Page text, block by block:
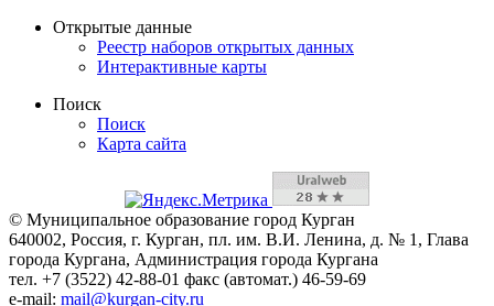
Открытые данные
Реестр наборов открытых данных
Интерактивные карты
Поиск
Поиск
Карта сайта
© Муниципальное образование город Курган
640002, Россия, г. Курган, пл. им. В.И. Ленина, д. № 1, Глава
города Кургана, Администрация города Кургана
тел. +7 (3522) 42-88-01 факс (автомат.) 46-59-69
e-mail: mail@kurgan-city.ru